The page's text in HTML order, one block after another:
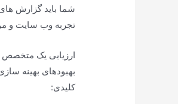
شما باید گزارش های
تجربه وب سایت و
ارزیابی یک متخصص
بهبودهای بهینه
کلیدی: